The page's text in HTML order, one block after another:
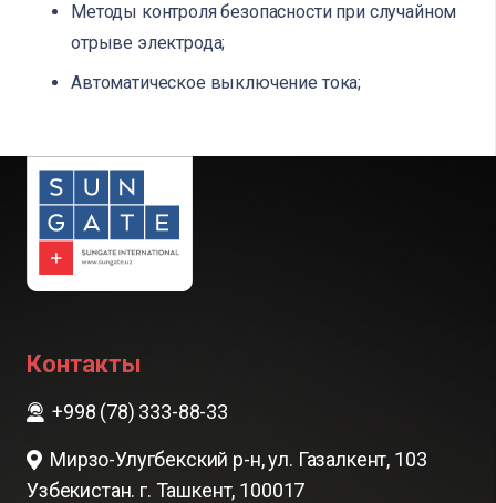
Методы контроля безопасности при случайном
отрыве электрода;
Автоматическое выключение тока;
Контакты
+998 (78) 333-88-33
Мирзо-Улугбекский р-н, ул. Газалкент, 103
Узбекистан. г. Ташкент, 100017